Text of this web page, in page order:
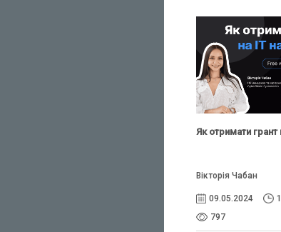
Як отримати грант
Вікторія Чабан
09.05.2024
797